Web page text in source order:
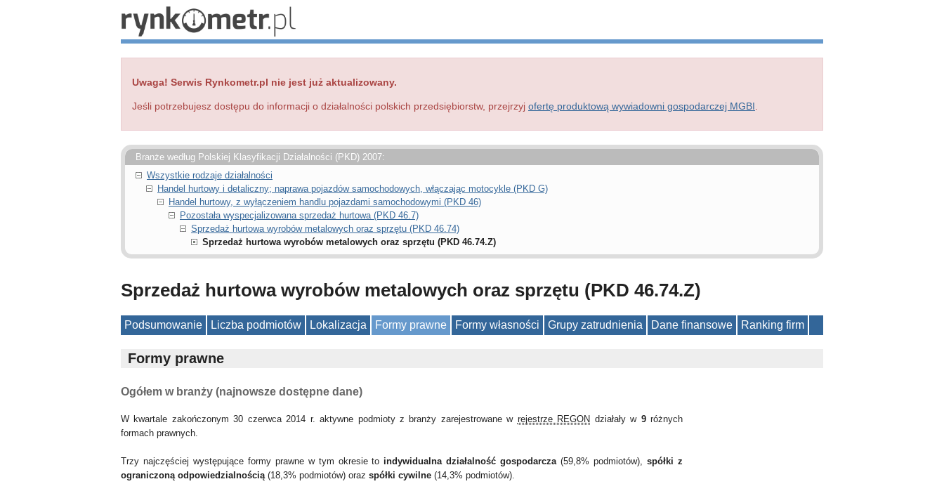
Uwaga! Serwis Rynkometr.pl nie jest już aktualizowany.
Jeśli potrzebujesz dostępu do informacji o działalności polskich przedsiębiorstw, przejrzyj ofertę produktową wywiadowni gospodarczej MGBI
Branże według Polskiej Klasyfikacji Działalności (PKD) 2007:
Wszystkie rodzaje działalności
Handel hurtowy i detaliczny; naprawa pojazdów samochodowych, włączając motocykle (PKD G)
Handel hurtowy, z wyłączeniem handlu pojazdami samochodowymi (PKD 46)
Pozostała wyspecjalizowana sprzedaż hurtowa (PKD 46.7)
Sprzedaż hurtowa wyrobów metalowych oraz sprzętu (PKD 46.74)
Sprzedaż hurtowa wyrobów metalowych oraz sprzętu (PKD 46.74.Z)
Sprzedaż hurtowa wyrobów metalowych oraz sprzętu (PKD 46.74.Z)
Podsumowanie Liczba podmiotów Lokalizacja Formy prawne Formy własności Grupy zatrudnienia Dane finansowe Ranking firm
Formy prawne
Ogółem w branży (najnowsze dostępne dane)
W kwartale zakończonym 30 czerwca 2014 r. aktywne podmioty z branży zarejestrowane w rejestrze REGON działały w 9różnych
formach prawnych.
Trzy najczęściej występujące formy prawne w tym okresie to indywidualna działalność gospodarcza(59,8% podmiotów),spółki z
ograniczoną odpowiedzialnością(18,3% podmiotów) oraz spółki cywilne (14,3% podmiotów).